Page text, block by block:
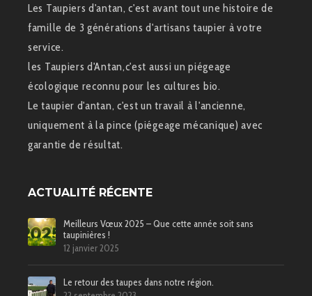
Les Taupiers d'antan, c'est avant tout une histoire de
famille de 3 générations d'artisans taupier à votre
service.
les Taupiers d'Antan,c'est aussi un piégeage
écologique reconnu pour les cultures bio.
Le taupier d'antan, c'est un travail à l'ancienne,
uniquement à la pince (piégeage mécanique) avec
garantie de résultat.
ACTUALITÉ RÉCENTE
Meilleurs Vœux 2025 – Que cette année soit sans
taupinières !
12 janvier 2025
Le retour des taupes dans notre région.